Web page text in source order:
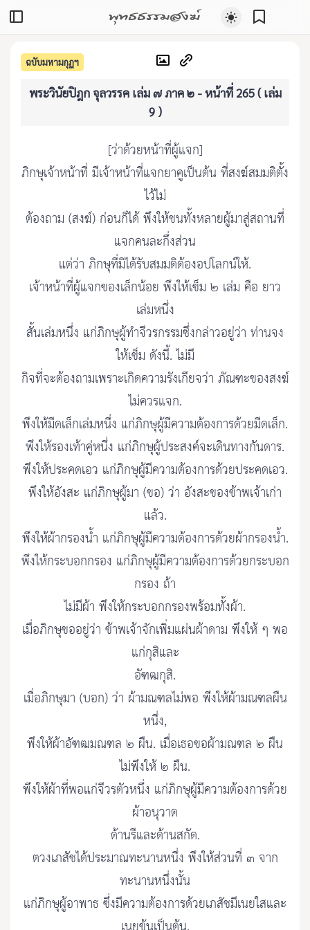
พุทธธรรมสงฆ์
ฉบับมหามกุฏฯ
พระวินัยปิฎก จุลวรรค เล่ม ๗ ภาค ๒ - หน้าที่ 265 ( เล่ม
9 )
[ว่าด้วยหน้าที่ผู้แจก]
ภิกษุเจ้าหน้าที่ มีเจ้าหน้าที่แจกยาคูเป็นต้น ที่สงฆ์สมมติตั้ง
ไว้ไม่
ต้องถาม (สงฆ์) ก่อนก็ได้ พึงให้ชนทั้งหลายผู้มาสู่สถานที่
แจกคนละกึ่งส่วน
แต่ว่า ภิกษุที่มิได้รับสมมติต้องอปโลกน์ให้.
เจ้าหน้าที่ผู้แจกของเล็กน้อย พึงให้เข็ม ๒ เล่ม คือ ยาว
เล่มหนึ่ง
สั้นเล่มหนึ่ง แก่ภิกษุผู้ทำจีวรกรรมซึ่งกล่าวอยู่ว่า ท่านจง
ให้เข็ม ดังนี้. ไม่มี
กิจที่จะต้องถามเพราะเกิดความรังเกียจว่า ภัณฑะของสงฆ์
ไม่ควรแจก.
พึงให้มีดเล็กเล่มหนึ่ง แก่ภิกษุผู้มีความต้องการด้วยมีดเล็ก.
พึงให้รองเท้าคู่หนึ่ง แก่ภิกษุผู้ประสงค์จะเดินทางกันดาร.
พึงให้ประคดเอว แก่ภิกษุผู้มีความต้องการด้วยประคดเอว.
พึงให้อังสะ แก่ภิกษุผู้มา (ขอ) ว่า อังสะของข้าพเจ้าเก่า
แล้ว.
พึงให้ผ้ากรองน้ำ แก่ภิกษุผู้มีความต้องการด้วยผ้ากรองน้ำ.
พึงให้กระบอกกรอง แก่ภิกษุผู้มีความต้องการด้วยกระบอก
กรอง ถ้า
ไม่มีผ้า พึงให้กระบอกกรองพร้อมทั้งผ้า.
เมื่อภิกษุขออยู่ว่า ข้าพเจ้าจักเพิ่มแผ่นผ้าดาม พึงให้ ๆ พอ
แก่กุสิและ
อัฑฒกุสิ.
เมื่อภิกษุมา (บอก) ว่า ผ้ามณฑลไม่พอ พึงให้ผ้ามณฑลผืน
หนึ่ง,
พึงให้ผ้าอัฑฒมณฑล ๒ ผืน. เมื่อเธอขอผ้ามณฑล ๒ ผืน
ไม่พึงให้ ๒ ผืน.
พึงให้ผ้าที่พอแก่จีวรตัวหนึ่ง แก่ภิกษุผู้มีความต้องการด้วย
ผ้าอนุวาต
ด้านรีและด้านสกัด.
ตวงเภสัชได้ประมาณทะนานหนึ่ง พึงให้ส่วนที่ ๓ จาก
ทะนานหนึ่งนั้น
แก่ภิกษุผู้อาพาธ ซึ่งมีความต้องการด้วยเภสัชมีเนยใสและ